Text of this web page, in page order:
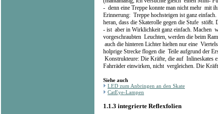
- denn eine Treppe konnte man nicht mehr mit
Erinnerung: Treppe hochsteigen ist ganz
heran, dass die Skaterolle gegen die Stufe
- ist aber in Wirklichkeit ganz einfach. Machen
vorgeschraubten Leuchten, werden die beim
auch die hinteren Lichter hielten nur eine
holprige Strecke flogen die Teile aufgrund der
Konstrukteure: Die Kräfte, die auf Inlineskates
Fahrräder einwirken, nicht vergleichen. Die
Siehe auch
LED zum Anbringen an den Skate
CatEye-Lampen
1.1.3 integrierte Reflexfolien